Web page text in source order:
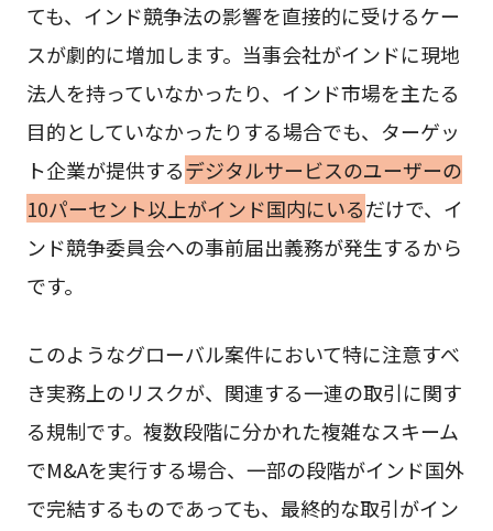
ても、インド競争法の影響を直接的に受けるケー
スが劇的に増加します。当事会社がインドに現地
法人を持っていなかったり、インド市場を主たる
目的としていなかったりする場合でも、ターゲッ
ト企業が提供するデジタルサービスのユーザーの
10パーセント以上がインド国内にいるだけで、イ
ンド競争委員会への事前届出義務が発生するから
です。
このようなグローバル案件において特に注意すべ
き実務上のリスクが、関連する一連の取引に関す
る規制です。複数段階に分かれた複雑なスキーム
でM&Aを実行する場合、一部の段階がインド国外
で完結するものであっても、最終的な取引がイン